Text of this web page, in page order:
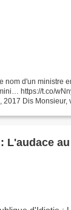
nom d'un ministre
https://t.co/
2017 Dis Monsieur,
L'audace